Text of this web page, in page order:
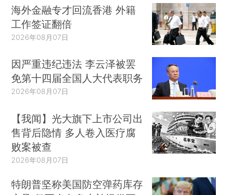
海外金融专才回流香港 外籍
工作签证翻倍
2026年08月07日
因严重违纪违法 李云泽被罢
免第十四届全国人大代表职务
2026年08月07日
【我闻】光大旗下上市公司出
售背后隐情 多人卷入医疗腐
败案被查
2026年08月07日
特朗普坚称美国防空弹药库存